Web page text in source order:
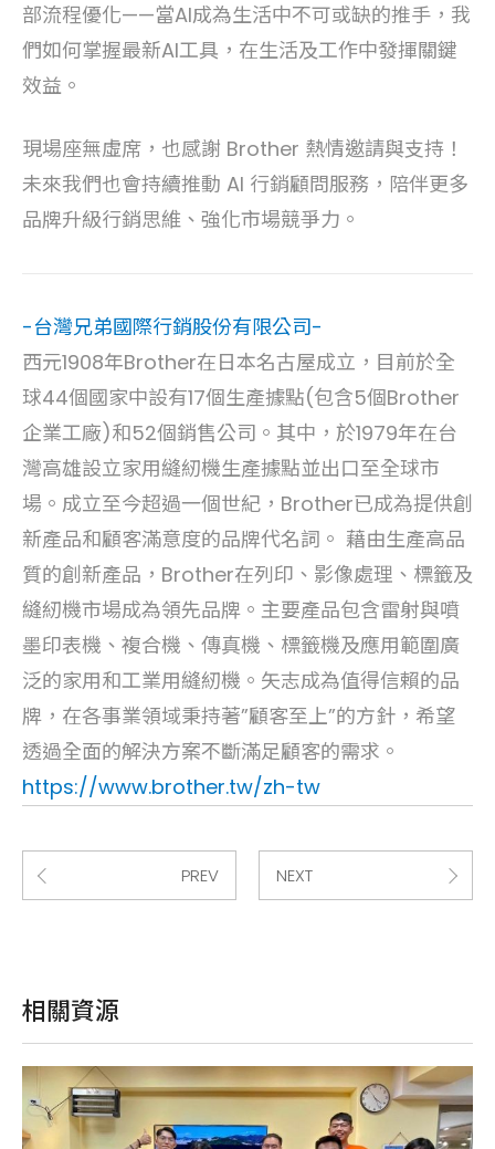
部流程優化——當AI成為生活中不可或缺的推手，我
們如何掌握最新AI工具，在生活及工作中發揮關鍵
效益。
現場座無虛席，也感謝 Brother 熱情邀請與支持！
未來我們也會持續推動 AI 行銷顧問服務，陪伴更多
品牌升級行銷思維、強化市場競爭力。
-台灣兄弟國際行銷股份有限公司-
西元1908年Brother在日本名古屋成立，目前於全
球44個國家中設有17個生產據點(包含5個Brother
企業工廠)和52個銷售公司。其中，於1979年在台
灣高雄設立家用縫紉機生產據點並出口至全球市
場。成立至今超過一個世紀，Brother已成為提供創
新產品和顧客滿意度的品牌代名詞。 藉由生產高品
質的創新產品，Brother在列印、影像處理、標籤及
縫紉機市場成為領先品牌。主要產品包含雷射與噴
墨印表機、複合機、傳真機、標籤機及應用範圍廣
泛的家用和工業用縫紉機。矢志成為值得信賴的品
牌，在各事業領域秉持著”顧客至上”的方針，希望
透過全面的解決方案不斷滿足顧客的需求。
https://www.brother.tw/zh-tw
PREV NEXT
相關資源